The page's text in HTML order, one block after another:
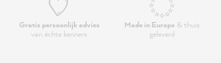
Gratis persoonlijk advies
van échte kenners
Made in Europe& thuis
geleverd